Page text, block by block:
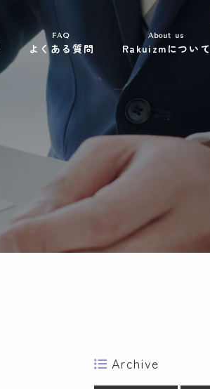
FAQ
よくある質問
About us
Rakuizmについて
Archive